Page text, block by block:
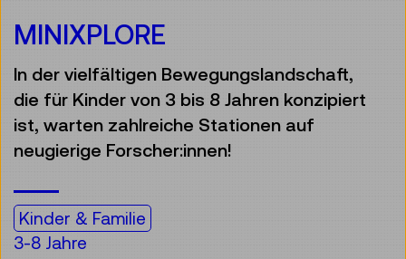
MINIXPLORE
In der vielfältigen Bewegungslandschaft,
die für Kinder von 3 bis 8 Jahren konzipiert
ist, warten zahlreiche Stationen auf
neugierige Forscher:innen!
Kinder & Familie
3-8 Jahre